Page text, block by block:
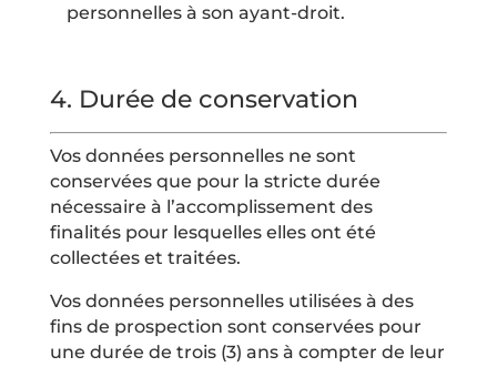
personnelles à son ayant-droit.
4. Durée de conservation
Vos données personnelles ne sont
conservées que pour la stricte durée
nécessaire à l’accomplissement des
finalités pour lesquelles elles ont été
collectées et traitées.
Vos données personnelles utilisées à des
fins de prospection sont conservées pour
une durée de trois (3) ans à compter de leur